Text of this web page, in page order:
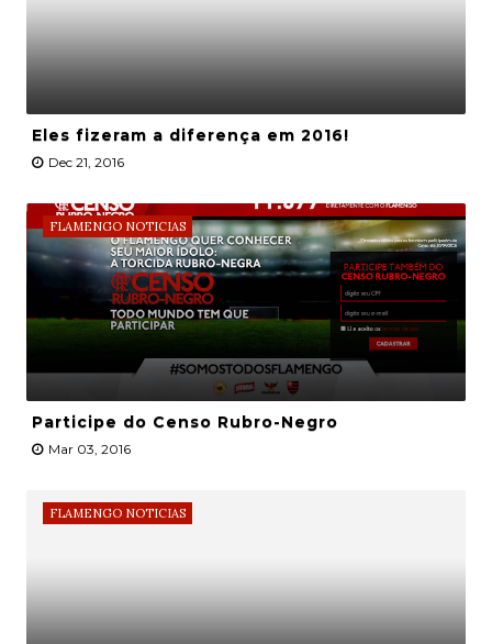
Eles fizeram a diferença em 2016!
Dec 21, 2016
FLAMENGO NOTICIAS
Participe do Censo Rubro-Negro
Mar 03, 2016
FLAMENGO NOTICIAS